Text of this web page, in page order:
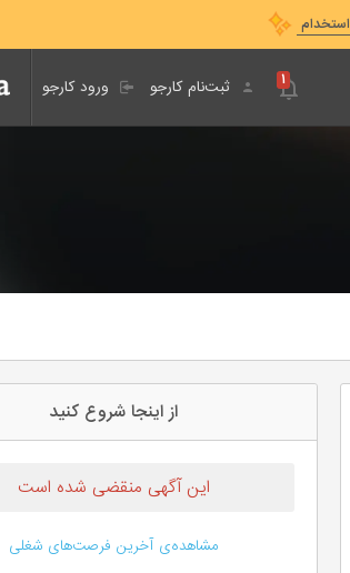
ورود کارجو ثبت‌نام کارجو ۱
از اینجا شروع کنید
این آگهی منقضی شده است
مشاهده‌ی آخرین فرصت‌های شغلی